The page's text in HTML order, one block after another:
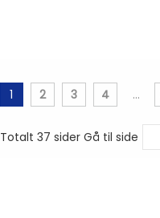
1 2 3 4 ...
Totalt 37 sider Gå til side